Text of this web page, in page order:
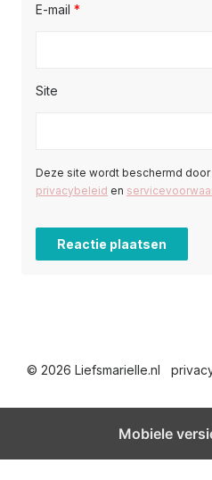
E-mail *
Site
Deze site wordt beschermd door
privacybeleid en
© 2026 Liefsmarielle.nl
Mobiele